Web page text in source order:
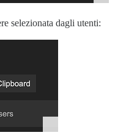
selezionata dagli utenti: